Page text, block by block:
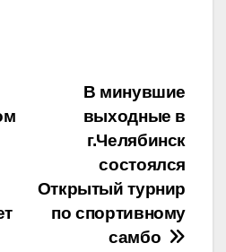
В минувшие
выходные в
г.Челябинск
состоялся
Открытый турнир
по спортивному
самбо